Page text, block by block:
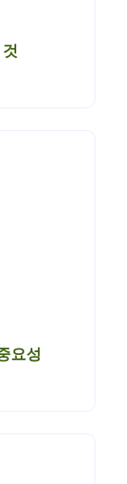
요성